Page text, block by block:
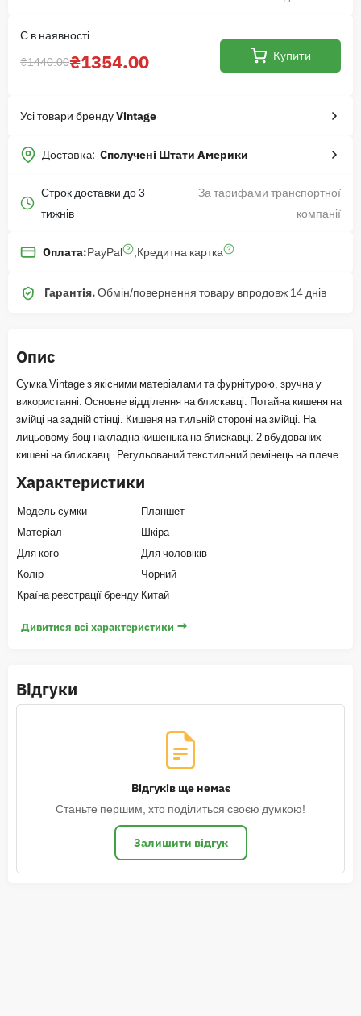
Є в наявності
₴1440.00₴1354.00 Купити
Усі товари брендуVintage
Доставка: Сполучені Штати Америки
Строк доставки до 3
тижнів
За тарифами транспортної
компанії
Оплата:PayPal Кредитна картка
Гарантія.Обмін/повернення товару впродовж 14 днів
Опис
Сумка Vintage з якісними матеріалами та фурнітурою, зручна у
використанні. Основне відділення на блискавці. Потайна кишеня на
змійці на задній стінці. Кишеня на тильній стороні на змійці. На
лицьовому боці накладна кишенька на блискавці. 2 вбудованих
кишені на блискавці. Регульований текстильний ремінець на плече.
Характеристики
Модель сумки
Планшет
Матеріал
Шкіра
Для кого
Для чоловіків
Колір
Чорний
Країна реєстрації бренду Китай
Дивитися всі характеристики →
Відгуки
Відгуків ще немає
Станьте першим, хто поділиться своєю думкою!
Залишити відгук